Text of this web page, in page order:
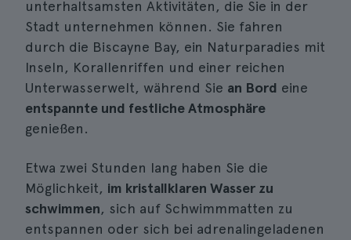
unterhaltsamsten Aktivitäten, die Sie in der
Stadt unternehmen können. Sie fahren
durch die Biscayne Bay, ein Naturparadies mit
Inseln, Korallenriffen und einer reichen
Unterwasserwelt, während Sie an Bord eine
entspannte und festliche Atmosphäre
genießen.
Etwa zwei Stunden lang haben Sie die
Möglichkeit, im kristallklaren Wasser zu
schwimmen, sich auf Schwimmmatten zu
entspannen oder sich bei adrenalingeladenen